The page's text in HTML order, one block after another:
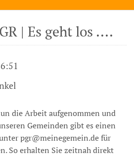
| Es geht los ....
die Arbeit aufgenommen und
Gemeinden gibt es einen
pgr@meinegemein.de für
So erhalten Sie zeitnah direkt